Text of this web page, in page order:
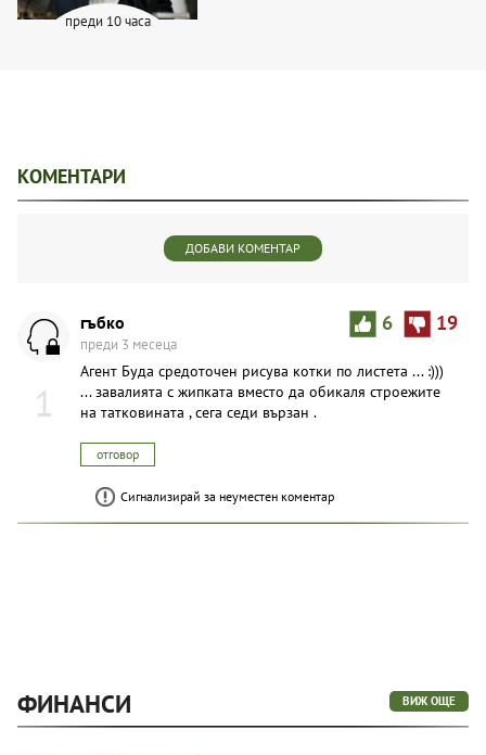
преди 10 часа
КОМЕНТАРИ
ДОБАВИ КОМЕНТАР
1
6 19
гъбко
преди 3 месеца
Агент Буда средоточен рисува котки по листета ... :)))
... завалията с жипката вместо да обикаля строежите
на татковината , сега седи вързан .
отговор
Сигнализирай за неуместен коментар
ФИНАНСИ ВИЖ ОЩЕ